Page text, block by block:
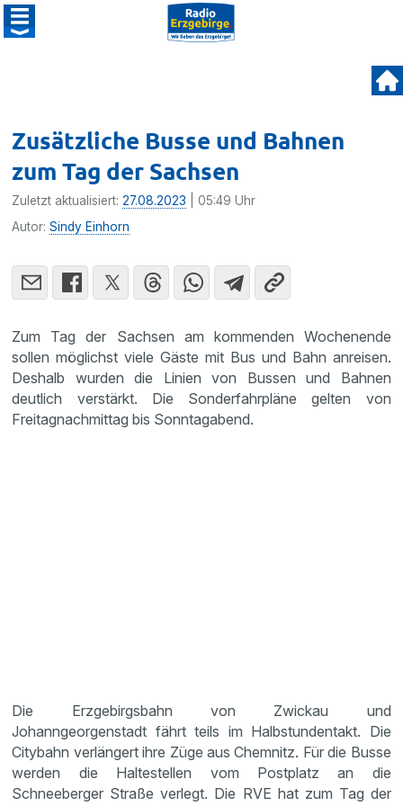
Zusätzliche Busse und Bahnen
zum Tag der Sachsen
Zuletzt aktualisiert:27.08.2023 | 05:49 Uhr
Autor:Sindy Einhorn
Zum Tag der Sachsen am kommenden Wochenende
sollen möglichst viele Gäste mit Bus und Bahn anreisen.
Deshalb wurden die Linien von Bussen und Bahnen
deutlich verstärkt. Die Sonderfahrpläne gelten von
Freitagnachmittag bis Sonntagabend.
Die Erzgebirgsbahn von Zwickau und
Johanngeorgenstadt fährt teils im Halbstundentakt. Die
Citybahn verlängert ihre Züge aus Chemnitz. Für die Busse
werden die Haltestellen vom Postplatz an die
Schneeberger Straße verlegt. Die RVE hat zum Tag der